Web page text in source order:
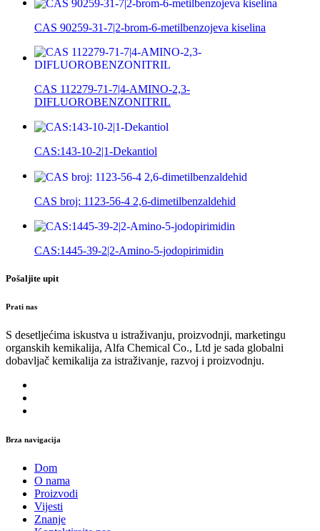
CAS 90259-31-7|2-brom-6-metilbenzojeva kiselina
CAS 112279-71-7|4-AMINO-2,3-
DIFLUOROBENZONITRIL
CAS:143-10-2|1-Dekantiol
CAS broj: 1123-56-4 2,6-dimetilbenzaldehid
CAS:1445-39-2|2-Amino-5-jodopirimidin
Pošaljite upit
Prati nas
S desetljećima iskustva u istraživanju, proizvodnji, marketingu
organskih kemikalija, Alfa Chemical Co., Ltd je sada globalni
dobavljač kemikalija za istraživanje, razvoj i proizvodnju.
Brza navigacija
Dom
O nama
Proizvodi
Vijesti
Znanje